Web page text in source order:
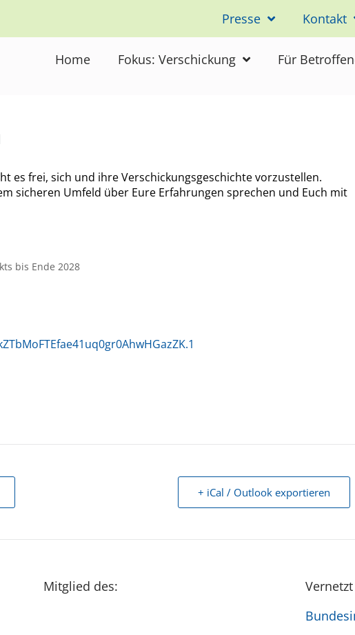
Presse Kontakt
Home Fokus: Verschickung Für
es frei, sich und ihre Verschickungsgeschichte vorzustellen.
sicheren Umfeld über Eure Erfahrungen sprechen und Euch mit
bis Ende 2028
+ iCal / Outlook exportieren
Mitglied des: